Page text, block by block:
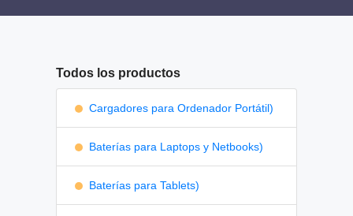
Todos los productos
Cargadores para Ordenador Portátil)
Baterías para Laptops y Netbooks)
Baterías para Tablets)